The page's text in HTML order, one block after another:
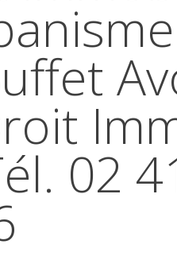
02